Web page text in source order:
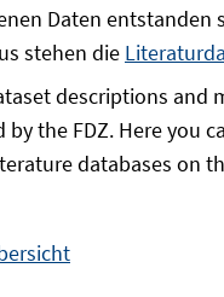
Daten entstanden
stehen die
descriptions and
the FDZ. Here you
databases on